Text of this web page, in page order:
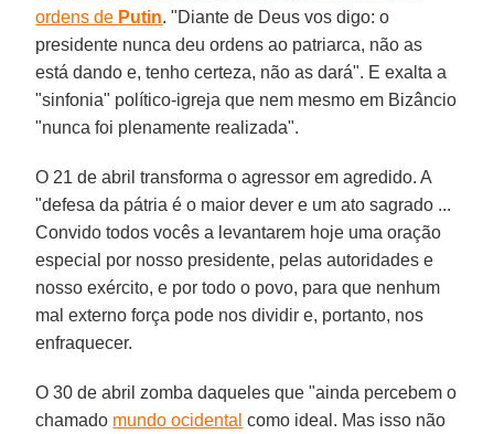
ordens de Putin. "Diante de Deus vos digo: o
presidente nunca deu ordens ao patriarca, não as
está dando e, tenho certeza, não as dará". E exalta a
"sinfonia" político-igreja que nem mesmo em Bizâncio
"nunca foi plenamente realizada".
O 21 de abril transforma o agressor em agredido. A
"defesa da pátria é o maior dever e um ato sagrado ...
Convido todos vocês a levantarem hoje uma oração
especial por nosso presidente, pelas autoridades e
nosso exército, e por todo o povo, para que nenhum
mal externo força pode nos dividir e, portanto, nos
enfraquecer.
O 30 de abril zomba daqueles que "ainda percebem o
chamado mundo ocidental como ideal. Mas isso não